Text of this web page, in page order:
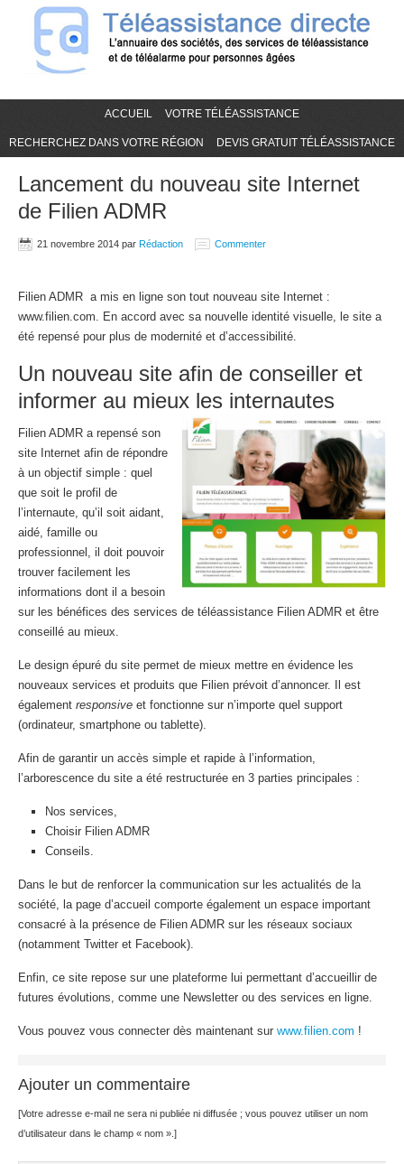
ACCUEIL VOTRE TÉLÉASSISTANCE
RECHERCHEZ DANS VOTRE RÉGION DEVIS GRATUIT TÉLÉASSISTANCE
Lancement du nouveau site Internet
de Filien ADMR
21 novembre 2014 par Rédaction Commenter
Filien ADMR a mis en ligne son tout nouveau site Internet :
www.filien.com. En accord avec sa nouvelle identité visuelle, le site a
été repensé pour plus de modernité et d’accessibilité.
Un nouveau site afin de conseiller et
informer au mieux les internautes
Filien ADMR a repensé son
site Internet afin de répondre
à un objectif simple : quel
que soit le profil de
l’internaute, qu’il soit aidant,
aidé, famille ou
professionnel, il doit pouvoir
trouver facilement les
informations dont il a besoin
sur les bénéfices des services de téléassistance Filien ADMR et être
conseillé au mieux.
Le design épuré du site permet de mieux mettre en évidence les
nouveaux services et produits que Filien prévoit d’annoncer. Il est
également responsive et fonctionne sur n’importe quel support
(ordinateur, smartphone ou tablette).
Afin de garantir un accès simple et rapide à l’information,
l’arborescence du site a été restructurée en 3 parties principales :
Nos services,
Choisir Filien ADMR
Conseils.
Dans le but de renforcer la communication sur les actualités de la
société, la page d’accueil comporte également un espace important
consacré à la présence de Filien ADMR sur les réseaux sociaux
(notamment Twitter et Facebook).
Enfin, ce site repose sur une plateforme lui permettant d’accueillir de
futures évolutions, comme une Newsletter ou des services en ligne.
Vous pouvez vous connecter dès maintenant sur www.filien.com !
Ajouter un commentaire
[Votre adresse e-mail ne sera ni publiée ni diffusée ; vous pouvez utiliser un nom
d’utilisateur dans le champ « nom ».]